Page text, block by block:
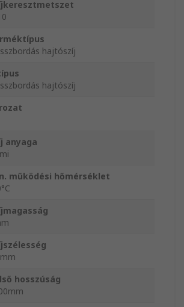
hajtószíj
hajtószíj
anyaga
működési hőmérséklet
hosszúság